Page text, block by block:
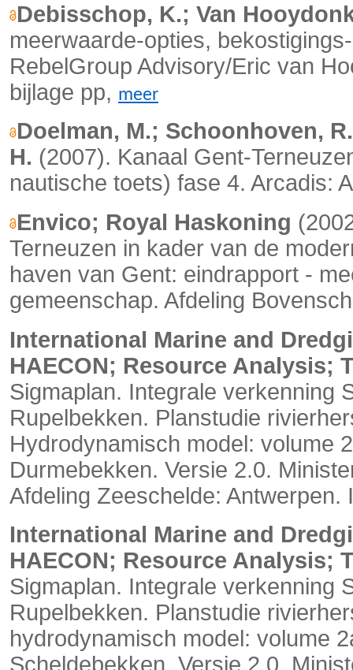
Debisschop, K.; Van
meerwaarde-opties,
RebelGroup Advisory/Eric van
bijlage pp, meer
Doelman, M.; Schoonhoven,
H. (2007). Kanaal Gent-
nautische toets) fase 4. Arcadis:
Envico; Royal Haskoning
Terneuzen in kader van de
haven van Gent: eindrapport -
gemeenschap. Afdeling
International Marine and
HAECON; Resource Analysis;
Sigmaplan. Integrale verkenning
Rupelbekken. Planstudie
Hydrodynamisch model: volume
Durmebekken. Versie 2.0.
Afdeling Zeeschelde: Antwerpen.
International Marine and
HAECON; Resource Analysis;
Sigmaplan. Integrale verkenning
Rupelbekken. Planstudie
hydrodynamisch model: volume
Scheldebekken. Versie 2.0.